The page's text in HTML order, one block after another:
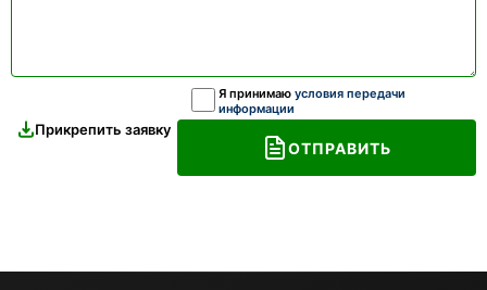
Прикрепить заявку
Я принимаю условия передачи
информации
ОТПРАВИТЬ